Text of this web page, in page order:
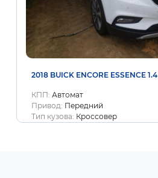
2018 BUICK ENCORE ESSENCE 1.4
КПП: Автомат
Привод: Передний
Тип кузова: Кроссовер